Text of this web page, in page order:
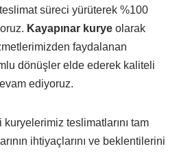
süreci yürüterek %100
Kayapınar kurye olarak
faydalanan
dönüşler elde ederek kaliteli
ediyoruz.
teslimatlarını tam
ihtiyaçlarını ve beklentilerini